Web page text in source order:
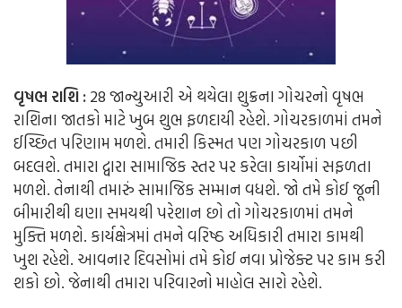
વૃષભ રાશિ :28 જાન્યુઆરી એ થયેલા શુક્રના ગોચરનો વૃષભ
રાશિના જાતકો માટે ખુબ શુભ ફળદાયી રહેશે. ગોચરકાળમાં તમને
ઈચ્છિત પરિણામ મળશે. તમારી કિસ્મત પણ ગોચરકાળ પછી
બદલશે. તમારા દ્વારા સામાજિક સ્તર પર કરેલા કાર્યોમાં સફળતા
મળશે. તેનાથી તમારું સામાજિક સમ્માન વધશે. જો તમે કોઈ જૂની
બીમારીથી ઘણા સમયથી પરેશાન છો તો ગોચરકાળમાં તમને
મુક્તિ મળશે. કાર્યક્ષેત્રમાં તમને વરિષ્ઠ અધિકારી તમારા કામથી
ખુશ રહેશે. આવનાર દિવસોમાં તમે કોઈ નવા પ્રોજેક્ટ પર કામ કરી
શકો છો. જેનાથી તમારા પરિવારનો માહોલ સારો રહેશે.